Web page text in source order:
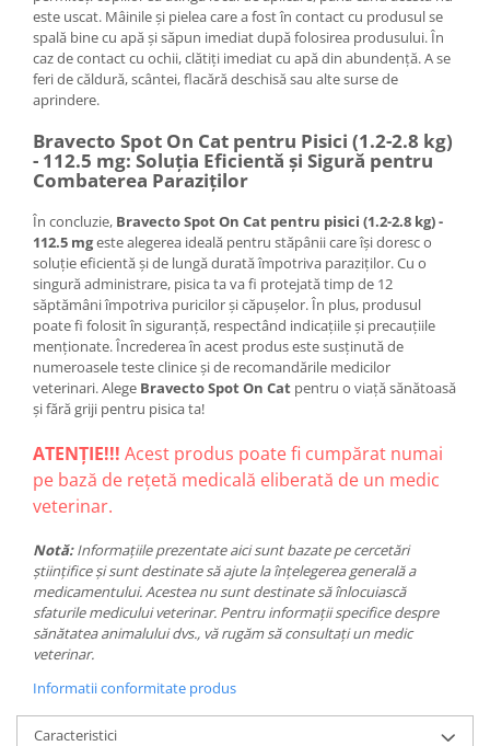
este uscat. Mâinile și pielea care a fost în contact cu produsul se
spală bine cu apă și săpun imediat după folosirea produsului. În
caz de contact cu ochii, clătiți imediat cu apă din abundență. A se
feri de căldură, scântei, flacără deschisă sau alte surse de
aprindere.
Bravecto Spot On Cat pentru Pisici (1.2-2.8 kg)
- 112.5 mg: Soluția Eficientă și Sigură pentru
Combaterea Paraziților
În concluzie, Bravecto Spot On Cat pentru pisici (1.2-2.8 kg) -
112.5 mgeste alegerea ideală pentru stăpânii care își doresc o
soluție eficientă și de lungă durată împotriva paraziților. Cu o
singură administrare, pisica ta va fi protejată timp de 12
săptămâni împotriva puricilor și căpușelor. În plus, produsul
poate fi folosit în siguranță, respectând indicațiile și precauțiile
menționate. Încrederea în acest produs este susținută de
numeroasele teste clinice și de recomandările medicilor
veterinari. Alege Bravecto Spot On Cat pentru o viață sănătoasă
și fără griji pentru pisica ta!
ATENȚIE!!! Acest produs poate fi cumpărat numai
pe bază de rețetă medicală eliberată de un medic
veterinar.
Notă:Informațiile prezentate aici sunt bazate pe cercetări
științifice și sunt destinate să ajute la înțelegerea generală a
medicamentului. Acestea nu sunt destinate să înlocuiască
sfaturile medicului veterinar. Pentru informații specifice despre
sănătatea animalului dvs., vă rugăm să consultați un medic
veterinar.
Informatii conformitate produs
Caracteristici